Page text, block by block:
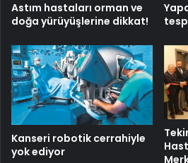
Astım hastaları orman ve
doğa yürüyüşlerine dikkat!
Kanseri robotik cerrahiyle
yok ediyor